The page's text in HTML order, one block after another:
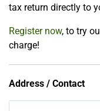
tax return directly to
Register now, to try
charge!
Address / Contact